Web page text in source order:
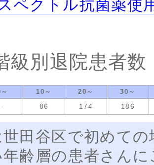
ペクトル抗菌薬使
級別退院患者数
10～ 20～
30～
- 86 174 186
世田谷区で初めて
年齢層の患者さん